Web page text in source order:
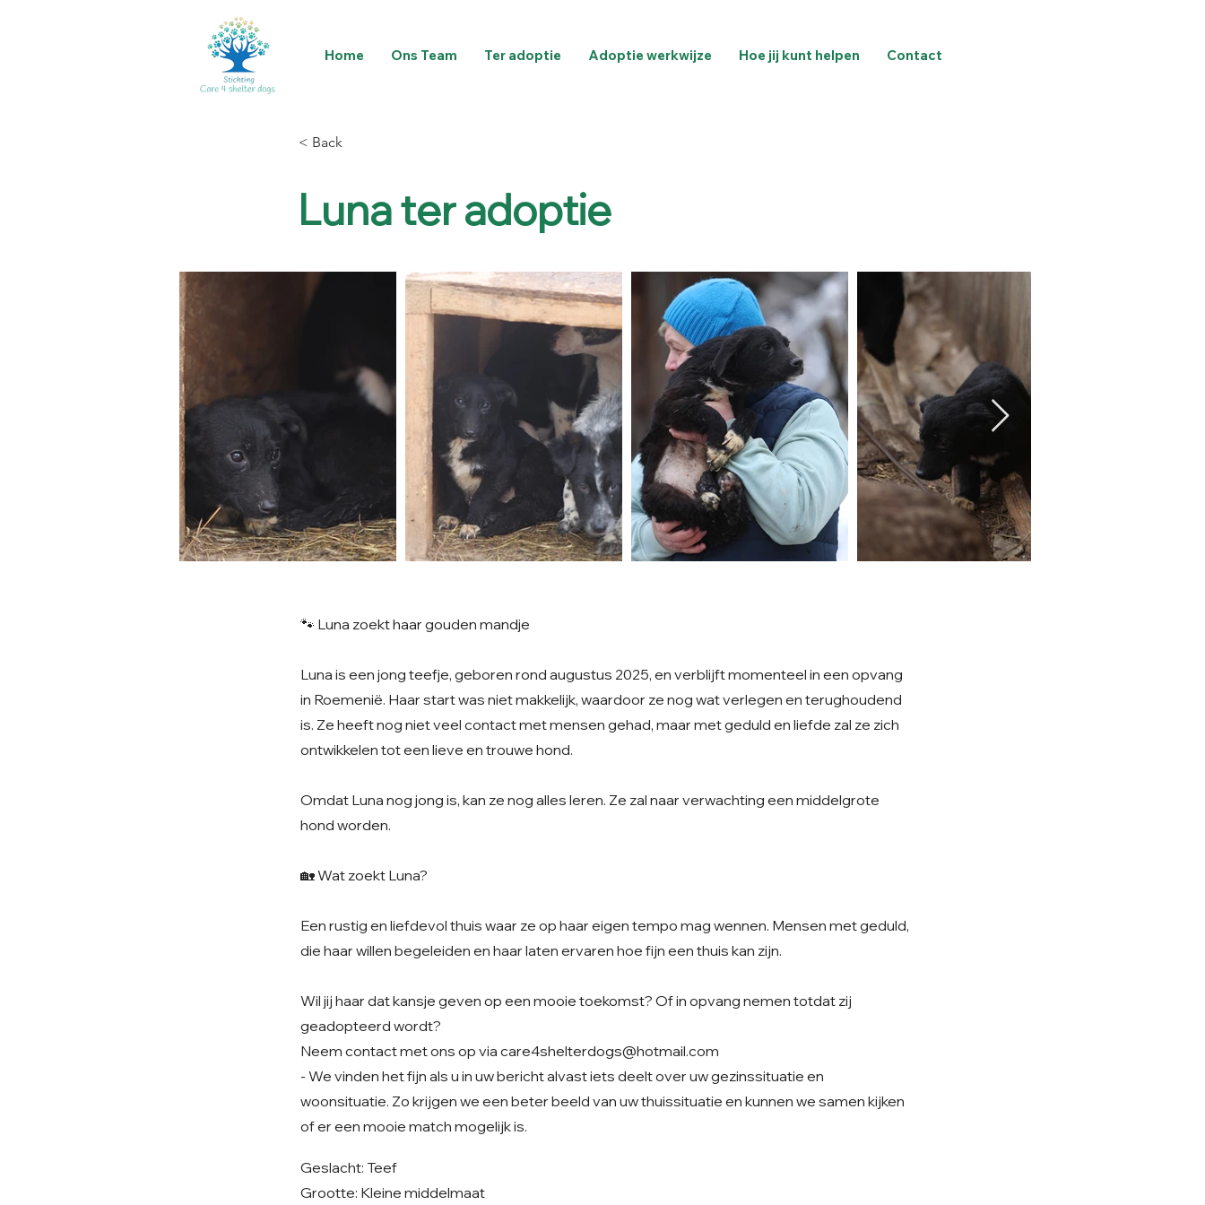
Home Ons Team Ter adoptie Adoptie werkwijze Hoe jij kunt helpen Contact
< Back
Luna ter adoptie
🐾 Luna zoekt haar gouden mandje
Luna is een jong teefje, geboren rond augustus 2025, en verblijft momenteel in een opvang
in Roemenië. Haar start was niet makkelijk, waardoor ze nog wat verlegen en terughoudend
is. Ze heeft nog niet veel contact met mensen gehad, maar met geduld en liefde zal ze zich
ontwikkelen tot een lieve en trouwe hond.
Omdat Luna nog jong is, kan ze nog alles leren. Ze zal naar verwachting een middelgrote
hond worden.
🏡 Wat zoekt Luna?
Een rustig en liefdevol thuis waar ze op haar eigen tempo mag wennen. Mensen met geduld,
die haar willen begeleiden en haar laten ervaren hoe fijn een thuis kan zijn.
Wil jij haar dat kansje geven op een mooie toekomst? Of in opvang nemen totdat zij
geadopteerd wordt?
Neem contact met ons op via care4shelterdogs@hotmail.com
- We vinden het fijn als u in uw bericht alvast iets deelt over uw gezinssituatie en
woonsituatie. Zo krijgen we een beter beeld van uw thuissituatie en kunnen we samen kijken
of er een mooie match mogelijk is.
Geslacht: Teef
Grootte: Kleine middelmaat